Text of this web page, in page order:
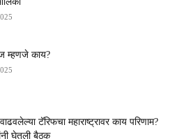
म्हणजे काय?
टॅरिफचा महाराष्ट्रावर काय परिणाम?
घेतली बैठक